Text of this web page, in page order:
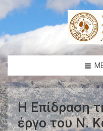
Η Επίδραση
έργο του Ν.